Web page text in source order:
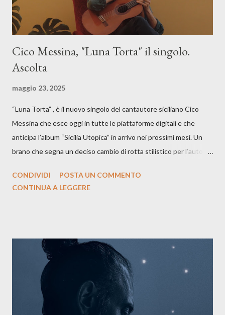
Cico Messina, "Luna Torta" il singolo.
Ascolta
maggio 23, 2025
“Luna Torta” , è il nuovo singolo del cantautore siciliano Cico
Messina che esce oggi in tutte le piattaforme digitali e che
anticipa l’album “Sicilia Utopica” in arrivo nei prossimi mesi. Un
brano che segna un deciso cambio di rotta stilistico per l’autore
testo ibrido tra italiano e siciliano, e un’urgenza espressiva che
La canzone racconta la difficoltà di creare, e perfino di esistere,
sotto il peso della realtà. Ma lo fa cercando una via d’uscita, una
forma di assoluzione, nel vivere e nel suonare, nel trovare respiro
anche quando l’aria sembra farsi più densa. Il brano è anche una
dichiarazione d’intenti: Cico Messina apre il suo nuovo percorso
CONDIVIDI
POSTA UN COMMENTO
CONTINUA A LEGGERE